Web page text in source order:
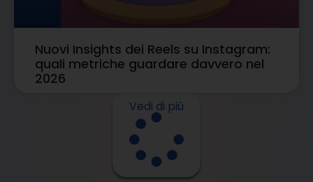
Nuovi Insights dei Reels su Instagram:
quali metriche guardare davvero nel
2026
Vedi di più